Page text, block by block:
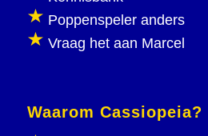
Poppenspeler anders
Vraag het aan Marcel
Waarom Cassiopeia?